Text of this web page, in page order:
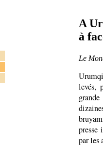
A
à
Le
levés,
par les